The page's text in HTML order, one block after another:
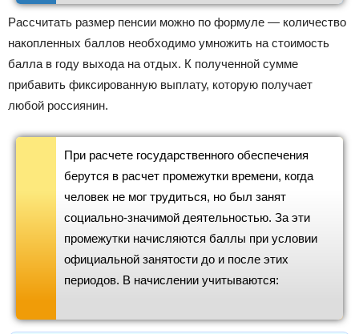
Рассчитать размер пенсии можно по формуле — количество
накопленных баллов необходимо умножить на стоимость
балла в году выхода на отдых. К полученной сумме
прибавить фиксированную выплату, которую получает
любой россиянин.
При расчете государственного обеспечения
берутся в расчет промежутки времени, когда
человек не мог трудиться, но был занят
социально-значимой деятельностью. За эти
промежутки начисляются баллы при условии
официальной занятости до и после этих
периодов. В начислении учитываются: